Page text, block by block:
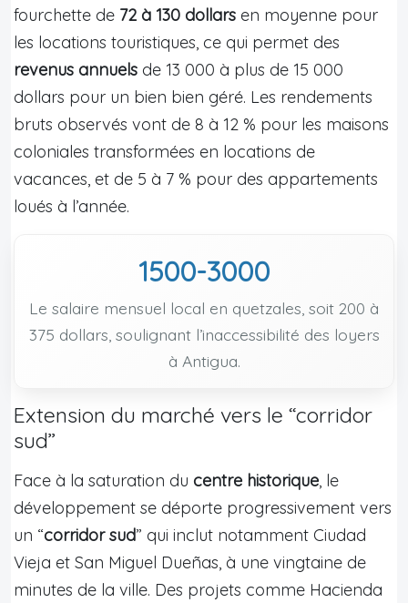
fourchette de 72 à 130 dollars en moyenne pour
les locations touristiques, ce qui permet des
revenus annuels de 13 000 à plus de 15 000
dollars pour un bien bien géré. Les rendements
bruts observés vont de 8 à 12 % pour les maisons
coloniales transformées en locations de
vacances, et de 5 à 7 % pour des appartements
loués à l’année.
1500-3000
Le salaire mensuel local en quetzales, soit 200 à
375 dollars, soulignant l’inaccessibilité des loyers
à Antigua.
Extension du marché vers le “corridor
sud”
Face à la saturation du centre historique, le
développement se déporte progressivement vers
un “corridor sud” qui inclut notamment Ciudad
Vieja et San Miguel Dueñas, à une vingtaine de
minutes de la ville. Des projets comme Hacienda